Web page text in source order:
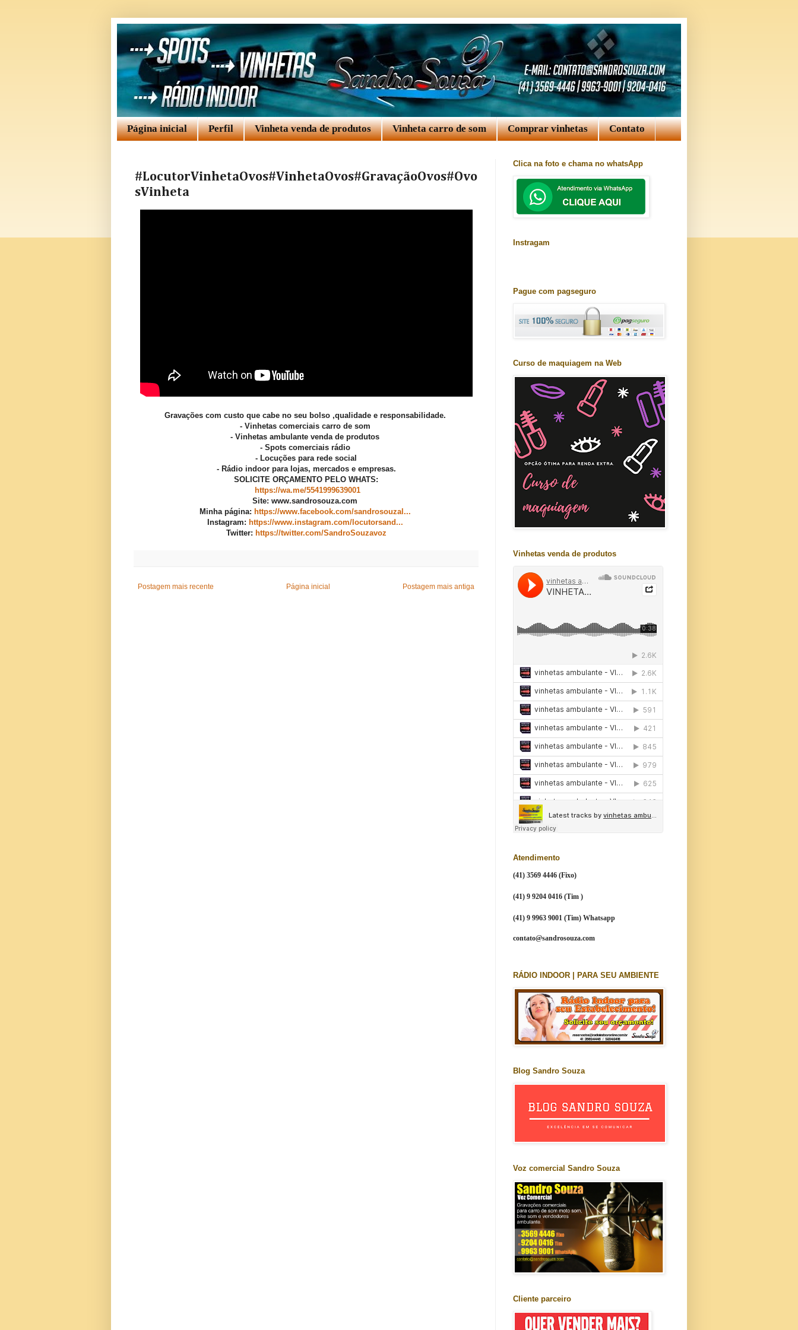
Página inicial Perfil Vinheta venda de produtos Vinheta carro de som Comprar vinhetas Contato
#LocutorVinhetaOvos#VinhetaOvos#GravaçãoOvos#Ovo
sVinheta
Gravações com custo que cabe no seu bolso ,qualidade e responsabilidade.
- Vinhetas comerciais carro de som
- Vinhetas ambulante venda de produtos
- Spots comerciais rádio
- Locuções para rede social
- Rádio indoor para lojas, mercados e empresas.
SOLICITE ORÇAMENTO PELO WHATS:
https://wa.me/5541999639001
Site: www.sandrosouza.com
Minha página: https://www.facebook.com/sandrosouzal...
Instagram: https://www.instagram.com/locutorsand...
Twitter: https://twitter.com/SandroSouzavoz
Postagem mais recente Postagem mais antiga
Página inicial
Clica na foto e chama no whatsApp
Instragam
Pague com pagseguro
Curso de maquiagem na Web
Vinhetas venda de produtos
Atendimento
(41) 3569 4446 (Fixo)
(41) 9 9204 0416 (Tim )
(41) 9 9963 9001 (Tim) Whatsapp
contato@sandrosouza.com
RÁDIO INDOOR | PARA SEU AMBIENTE
Blog Sandro Souza
Voz comercial Sandro Souza
Cliente parceiro